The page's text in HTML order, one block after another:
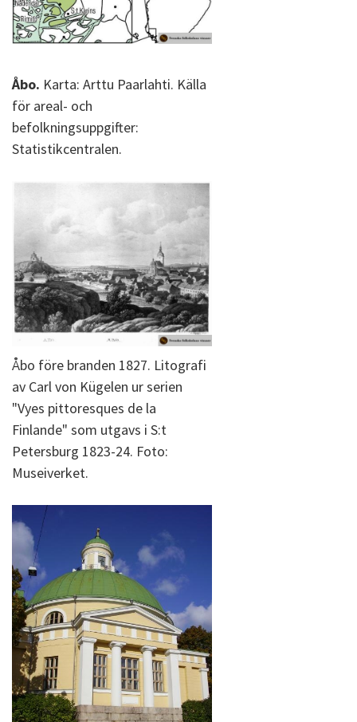
Åbo. Karta: Arttu Paarlahti. Källa
för areal- och
befolkningsuppgifter:
Statistikcentralen.
Åbo före branden 1827. Litografi
av Carl von Kügelen ur serien
"Vyes pittoresques de la
Finlande" som utgavs i S:t
Petersburg 1823-24. Foto:
Museiverket.